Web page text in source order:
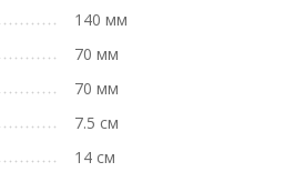
140 мм
70 мм
70 мм
7.5 см
14 см